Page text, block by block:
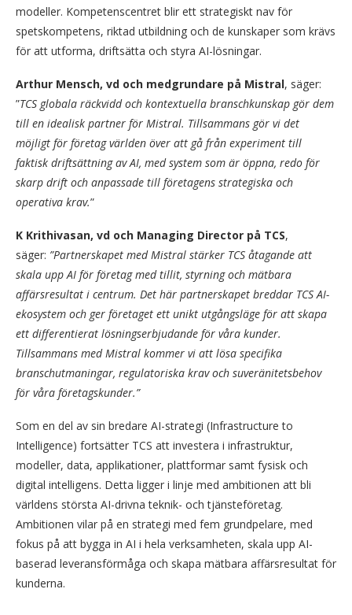
modeller. Kompetenscentret blir ett strategiskt nav för
spetskompetens, riktad utbildning och de kunskaper som krävs
för att utforma, driftsätta och styra AI-lösningar.
Arthur Mensch, vd och medgrundare på Mistral, säger:
”TCS globala räckvidd och kontextuella branschkunskap gör dem
till en idealisk partner för Mistral. Tillsammans gör vi det
möjligt för företag världen över att gå från experiment till
faktisk driftsättning av AI, med system som är öppna, redo för
skarp drift och anpassade till företagens strategiska och
operativa krav.”
K Krithivasan, vd och Managing Director på TCS,
säger: ”Partnerskapet med Mistral stärker TCS åtagande att
skala upp AI för företag med tillit, styrning och mätbara
affärsresultat i centrum. Det här partnerskapet breddar TCS AI-
ekosystem och ger företaget ett unikt utgångsläge för att skapa
ett differentierat lösningserbjudande för våra kunder.
Tillsammans med Mistral kommer vi att lösa specifika
branschutmaningar, regulatoriska krav och suveränitetsbehov
för våra företagskunder.”
Som en del av sin bredare AI-strategi (Infrastructure to
Intelligence) fortsätter TCS att investera i infrastruktur,
modeller, data, applikationer, plattformar samt fysisk och
digital intelligens. Detta ligger i linje med ambitionen att bli
världens största AI-drivna teknik- och tjänsteföretag.
Ambitionen vilar på en strategi med fem grundpelare, med
fokus på att bygga in AI i hela verksamheten, skala upp AI-
baserad leveransförmåga och skapa mätbara affärsresultat för
kunderna.